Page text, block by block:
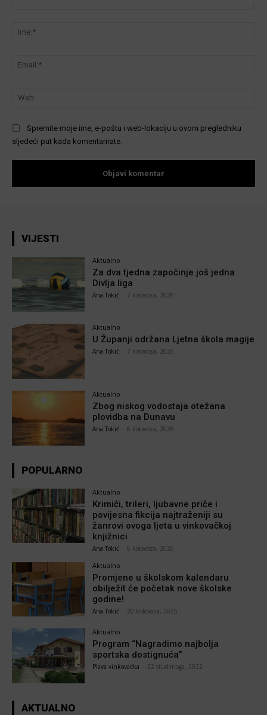
Spremite moje ime, e-poštu i web-lokaciju u ovom pregledniku
sljedeći put kada komentarirate.
VIJESTI
Aktualno
Za dva tjedna započinje još jedna
Divlja liga
Ana Tokić 7 kolovoza, 2026
Aktualno
U Županji održana Ljetna škola magije
Ana Tokić 7 kolovoza, 2026
Aktualno
Zbog niskog vodostaja otežana
plovidba na Dunavu
Ana Tokić 6 kolovoza, 2026
POPULARNO
Aktualno
Krimići, trileri, ljubavne priče i
povijesna fikcija najtraženiji su
žanrovi ovoga ljeta u vinkovačkoj
knjižnici
Ana Tokić 6 kolovoza, 2026
Aktualno
Promjene u školskom kalendaru
obilježit će početak nove školske
godine!
Ana Tokić 20 kolovoza, 2025
Aktualno
Program “Nagradimo najbolja
sportska dostignuća”
Plava vinkovačka 22 studenoga, 2022
AKTUALNO